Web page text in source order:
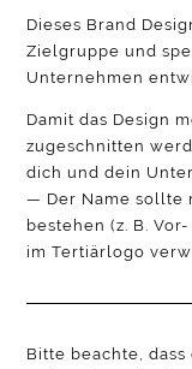
Dieses Brand
Zielgruppe und
Unternehmen
Damit das Design
zugeschnitten
dich und dein
— Der Name sollte
bestehen (z. B.
im Tertiärlogo
Bitte beachte,